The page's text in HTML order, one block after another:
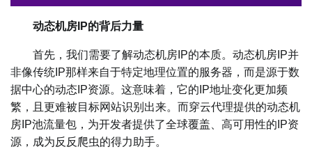
动态机房IP的背后力量
首先，我们需要了解动态机房IP的本质。动态机房IP并
非像传统IP那样来自于特定地理位置的服务器，而是源于数
据中心的动态IP资源。这意味着，它的IP地址变化更加频
繁，且更难被目标网站识别出来。而穿云代理提供的动态机
房IP池流量包，为开发者提供了全球覆盖、高可用性的IP资
源，成为反反爬虫的得力助手。